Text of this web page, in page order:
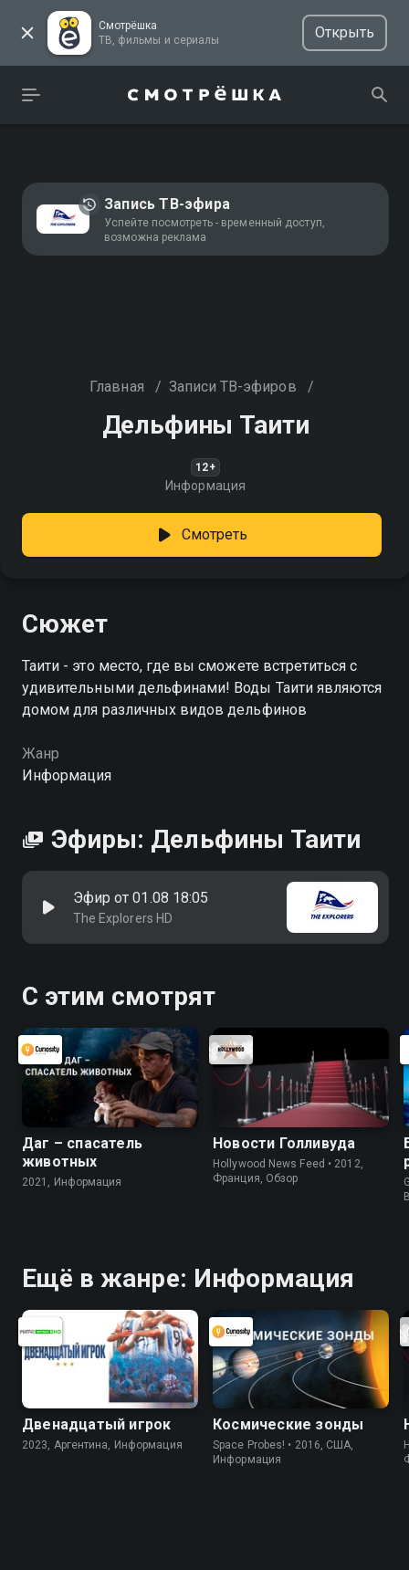
Смотрёшка
ТВ, фильмы и сериалы
Открыть
Запись ТВ-эфира
Успейте посмотреть - временный доступ,
возможна реклама
Главная / Записи ТВ-эфиров /
Дельфины Таити
12+
Информация
Смотреть
Сюжет
Таити - это место, где вы сможете встретиться с
удивительными дельфинами! Воды Таити являются
домом для различных видов дельфинов
Жанр
Информация
Эфиры: Дельфины Таити
Эфир от 01.08 18:05
The Explorers HD
С этим смотрят
Даг – спасатель
животных
2021, Информация
Новости Голливуда
Hollywood News Feed • 2012,
Франция, Обзор
Ещё в жанре: Информация
Двенадцатый игрок
2023, Аргентина, Информация
Космические зонды
Space Probes! • 2016, США,
Информация